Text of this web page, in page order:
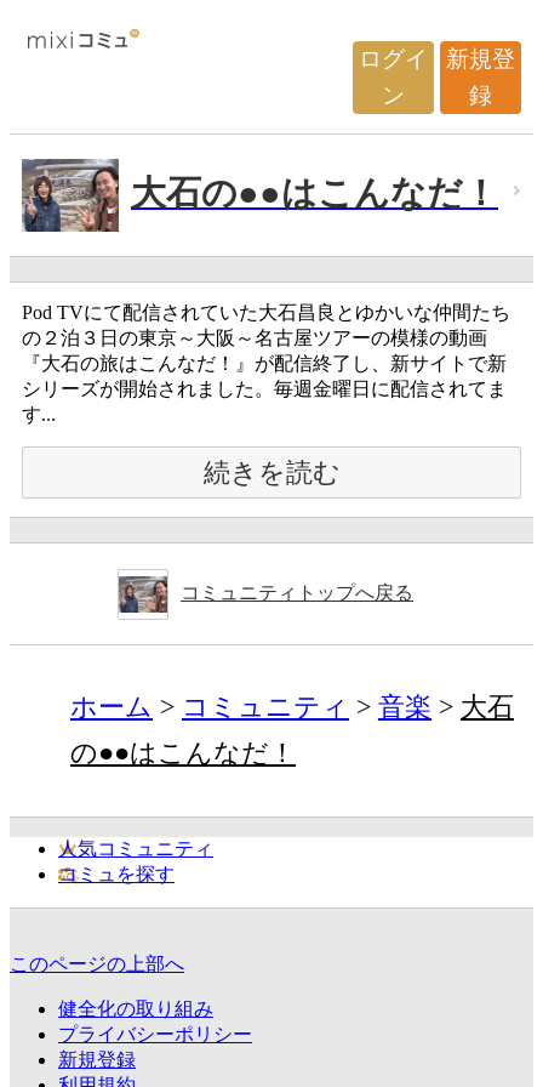
ログイ
ン
新規登
録
大石の●●はこんなだ！
Pod TVにて配信されていた大石昌良とゆかいな仲間たち
の２泊３日の東京～大阪～名古屋ツアーの模様の動画
『大石の旅はこんなだ！』が配信終了し、新サイトで新
シリーズが開始されました。毎週金曜日に配信されてま
す...
続きを読む
コミュニティトップへ戻る
ホーム コミュニティ 音楽
大石
の●●はこんなだ！
人気コミュニティ
コミュを探す
このページの上部へ
健全化の取り組み
プライバシーポリシー
新規登録